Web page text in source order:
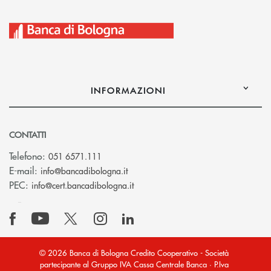
INFORMAZIONI
CONTATTI
Telefono: 051 6571.111
E-mail: info@bancadibologna.it(si apre l’app di posta elettronica)
PEC: info@cert.bancadibologna.it(si apre l’app di posta
© 2026 Banca di Bologna Credito Cooperativo - Società
partecipante al Gruppo IVA Cassa Centrale Banca · P.Iva